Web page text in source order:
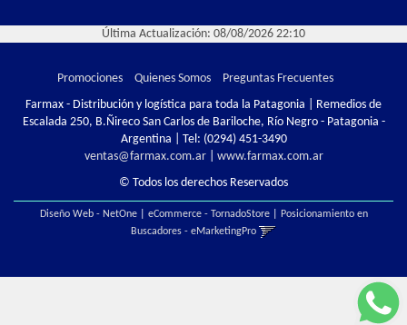
Última Actualización: 08/08/2026 22:10
Promociones Quienes Somos
Preguntas Frecuentes
Farmax - Distribución y logística para toda la Patagonia | Remedios de
Escalada 250, B.Ñireco San Carlos de Bariloche, Río Negro - Patagonia -
Argentina | Tel: (0294) 451-3490
ventas@farmax.com.ar| www.farmax.com.ar
© Todos los derechos Reservados
Diseño Web - NetOne| eCommerce - TornadoStore|
Posicionamiento en
Buscadores - eMarketingPro